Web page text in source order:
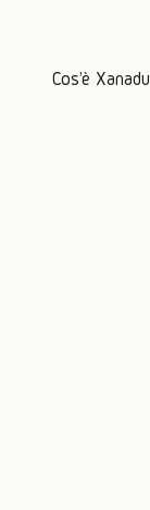
Cos'è Xanadu